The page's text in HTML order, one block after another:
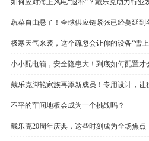
蔬菜自由悬了！全球供应链紧张已经蔓延到
极寒天气来袭，这个疏忽会让你的设备“雪
小小配电箱，安全隐患大！到底如何配置才
戴乐克脚轮家族再添新成员！专用设计，让
不平的车间地板会成为一个挑战吗？
戴乐克20周年庆典，这些时刻成为全场焦点